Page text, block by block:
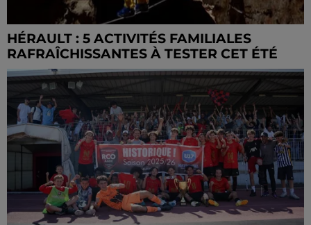
HÉRAULT : 5 ACTIVITÉS FAMILIALES
RAFRAÎCHISSANTES À TESTER CET ÉTÉ